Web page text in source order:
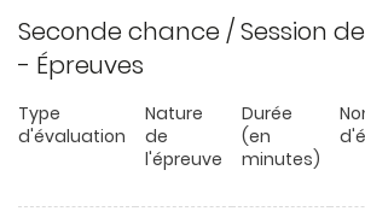
Seconde chance / Session
- Épreuves
Type
d'évaluation
Nature
de
l'épreuve
Durée
(en
minutes)